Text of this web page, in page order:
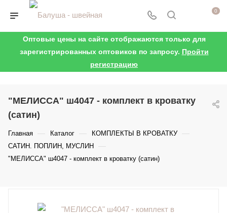
0
Оптовые цены на сайте отображаются только для
зарегистрированных оптовиков по запросу. Пройти
регистрацию
"МЕЛИССА" ш4047 - комплект в кроватку
(сатин)
Главная — Каталог — КОМПЛЕКТЫ В КРОВАТКУ —
САТИН. ПОПЛИН, МУСЛИН —
"МЕЛИССА" ш4047 - комплект в кроватку (сатин)